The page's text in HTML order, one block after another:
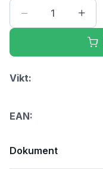
Vikt:
EAN:
Dokument